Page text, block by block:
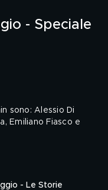
- Speciale
sono: Alessio Di
Emiliano Fiasco e
- Le Storie